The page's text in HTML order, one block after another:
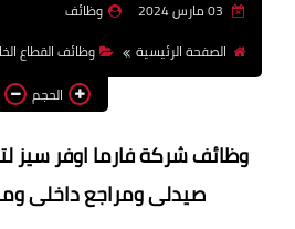
اخبار
وظائف
الصفحة الرئيسية
وظائف القطاع
الحجم
وظائف شركة فارما اوفر سيز
صيدلى ومراجع داخلى